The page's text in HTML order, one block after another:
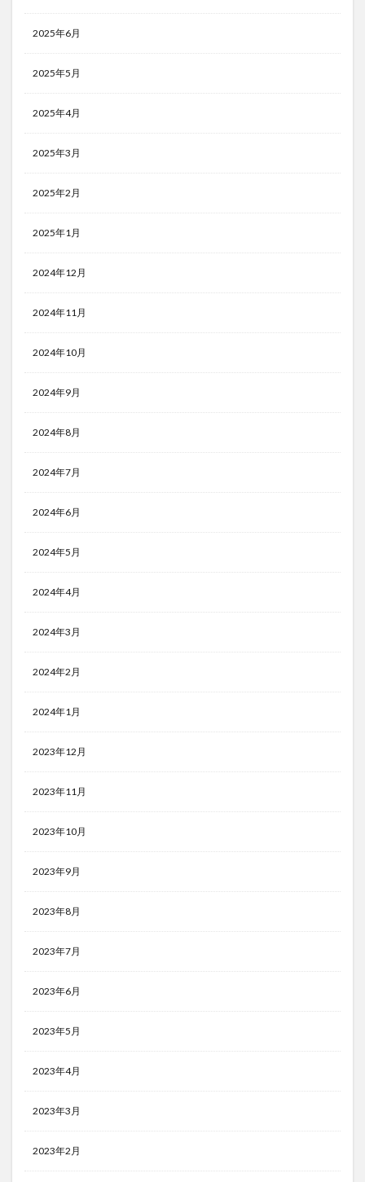
2025年6月
2025年5月
2025年4月
2025年3月
2025年2月
2025年1月
2024年12月
2024年11月
2024年10月
2024年9月
2024年8月
2024年7月
2024年6月
2024年5月
2024年4月
2024年3月
2024年2月
2024年1月
2023年12月
2023年11月
2023年10月
2023年9月
2023年8月
2023年7月
2023年6月
2023年5月
2023年4月
2023年3月
2023年2月